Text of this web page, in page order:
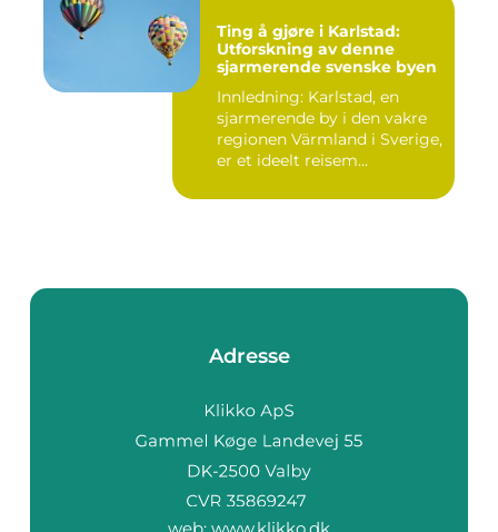
Ting å gjøre i Karlstad:
Utforskning av denne
sjarmerende svenske byen
Innledning: Karlstad, en
sjarmerende by i den vakre
regionen Värmland i Sverige,
er et ideelt reisem...
Adresse